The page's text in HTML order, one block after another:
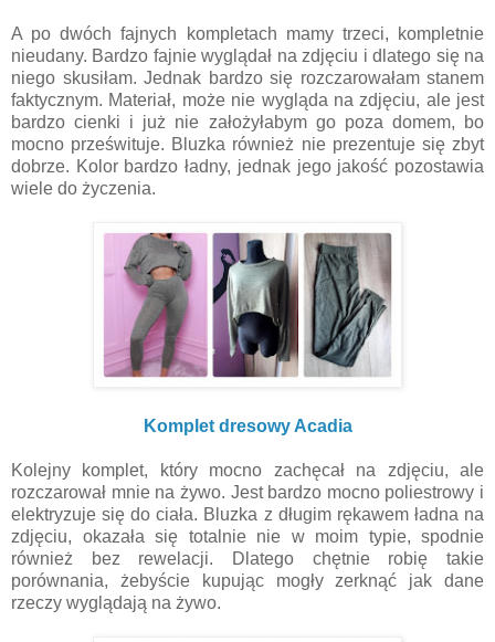
A po dwóch fajnych kompletach mamy trzeci, kompletnie
nieudany. Bardzo fajnie wyglądał na zdjęciu i dlatego się na
niego skusiłam. Jednak bardzo się rozczarowałam stanem
faktycznym. Materiał, może nie wygląda na zdjęciu, ale jest
bardzo cienki i już nie założyłabym go poza domem, bo
mocno prześwituje. Bluzka również nie prezentuje się zbyt
dobrze. Kolor bardzo ładny, jednak jego jakość pozostawia
wiele do życzenia.
Komplet dresowy Acadia
Kolejny komplet, który mocno zachęcał na zdjęciu, ale
rozczarował mnie na żywo. Jest bardzo mocno poliestrowy i
elektryzuje się do ciała. Bluzka z długim rękawem ładna na
zdjęciu, okazała się totalnie nie w moim typie, spodnie
również bez rewelacji. Dlatego chętnie robię takie
porównania, żebyście kupując mogły zerknąć jak dane
rzeczy wyglądają na żywo.